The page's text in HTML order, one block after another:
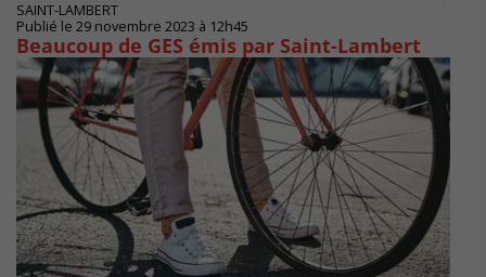
SAINT-LAMBERT
Publié le 29 novembre 2023 à 12h45
Beaucoup de GES émis par Saint-Lambert